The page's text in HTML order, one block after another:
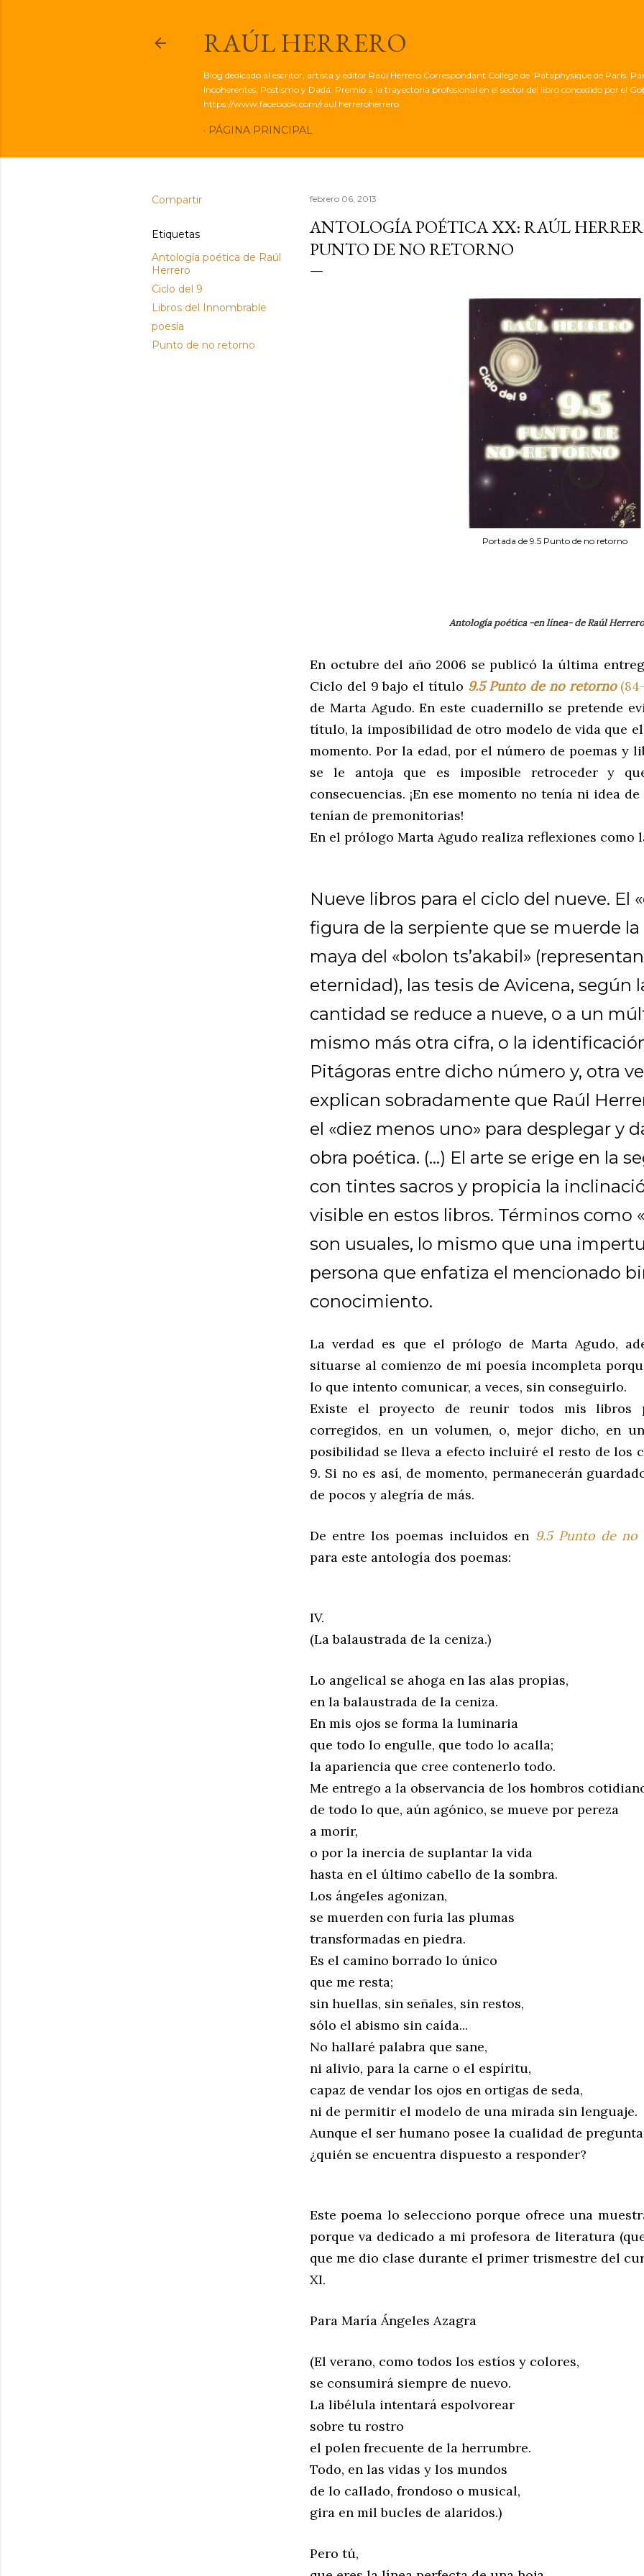
RAÚL HERRERO
Blog dedicado al escritor, artista y editor Raúl Herrero.Correspondant Collège de 'Pataphysique de París.
Incoherentes, Postismo y Dadá. Premio a la trayectoria profesional en el sector del libro concedido por el
https://www.facebook.com/raul.herreroherrero
PÁGINA PRINCIPAL
Compartir
Etiquetas
Antología poética de Raúl
Herrero
Ciclo del 9
Libros del Innombrable
poesía
Punto de no retorno
febrero 06, 2013
ANTOLOGÍA POÉTICA XX: RAÚL
PUNTO DE NO RETORNO
Portada de 9.5 Punto de no retorno
Antología poética -en línea- de Raúl
En octubre del año 2006 se publicó la última
Ciclo del 9 bajo el título 9.5 Punto de no retorno
de Marta Agudo. En este cuadernillo se pretende
título, la imposibilidad de otro modelo de vida que
momento. Por la edad, por el número de poemas y
se le antoja que es imposible retroceder y
consecuencias. ¡En ese momento no tenía ni idea
tenían de premonitorias!
En el prólogo Marta Agudo realiza reflexiones como
Nueve libros para el ciclo del nueve. El
figura de la serpiente que se muerde la
maya del «bolon ts’akabil»
eternidad), las tesis de Avicena, según
cantidad se reduce a nueve, o a un
mismo más otra cifra, o la
Pitágoras entre dicho número y, otra
explican sobradamente que Raúl
el «diez menos uno» para desplegar y
obra poética. (…) El arte se erige en la
con tintes sacros y propicia la
visible en estos libros. Términos como
son usuales, lo mismo que una
persona que enfatiza el mencionado
conocimiento.
La verdad es que el prólogo de Marta Agudo,
situarse al comienzo de mi poesía incompleta
lo que intento comunicar, a veces, sin conseguirlo.
Existe el proyecto de reunir todos mis libros
corregidos, en un volumen, o, mejor dicho, en
posibilidad se lleva a efecto incluiré el resto de los
9. Si no es así, de momento, permanecerán
de pocos y alegría de más.
De entre los poemas incluidos en 9.5 Punto de no
para este antología dos poemas:
IV.
(La balaustrada de la ceniza.)
Lo angelical se ahoga en las alas propias,
en la balaustrada de la ceniza.
En mis ojos se forma la luminaria
que todo lo engulle, que todo lo acalla;
la apariencia que cree contenerlo todo.
Me entrego a la observancia de los hombros
de todo lo que, aún agónico, se mueve por pereza
a morir,
o por la inercia de suplantar la vida
hasta en el último cabello de la sombra.
Los ángeles agonizan,
se muerden con furia las plumas
transformadas en piedra.
Es el camino borrado lo único
que me resta;
sin huellas, sin señales, sin restos,
sólo el abismo sin caída...
No hallaré palabra que sane,
ni alivio, para la carne o el espíritu,
capaz de vendar los ojos en ortigas de seda,
ni de permitir el modelo de una mirada sin lenguaje.
Aunque el ser humano posee la cualidad de
¿quién se encuentra dispuesto a responder?
Este poema lo selecciono porque ofrece una
porque va dedicado a mi profesora de literatura
que me dio clase durante el primer trismestre del
XI.
Para María Ángeles Azagra
(El verano, como todos los estíos y colores,
se consumirá siempre de nuevo.
La libélula intentará espolvorear
sobre tu rostro
el polen frecuente de la herrumbre.
Todo, en las vidas y los mundos
de lo callado, frondoso o musical,
gira en mil bucles de alaridos.)
Pero tú,